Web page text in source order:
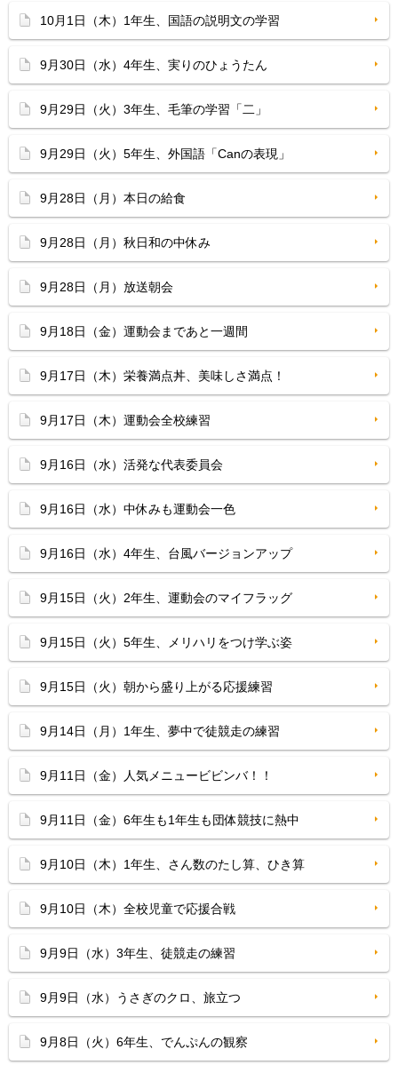
10月1日（木）1年生、国語の説明文の学習
9月30日（水）4年生、実りのひょうたん
9月29日（火）3年生、毛筆の学習「二」
9月29日（火）5年生、外国語「Canの表現」
9月28日（月）本日の給食
9月28日（月）秋日和の中休み
9月28日（月）放送朝会
9月18日（金）運動会まであと一週間
9月17日（木）栄養満点丼、美味しさ満点！
9月17日（木）運動会全校練習
9月16日（水）活発な代表委員会
9月16日（水）中休みも運動会一色
9月16日（水）4年生、台風バージョンアップ
9月15日（火）2年生、運動会のマイフラッグ
9月15日（火）5年生、メリハリをつけ学ぶ姿
9月15日（火）朝から盛り上がる応援練習
9月14日（月）1年生、夢中で徒競走の練習
9月11日（金）人気メニュービビンバ！！
9月11日（金）6年生も1年生も団体競技に熱中
9月10日（木）1年生、さん数のたし算、ひき算
9月10日（木）全校児童で応援合戦
9月9日（水）3年生、徒競走の練習
9月9日（水）うさぎのクロ、旅立つ
9月8日（火）6年生、でんぷんの観察